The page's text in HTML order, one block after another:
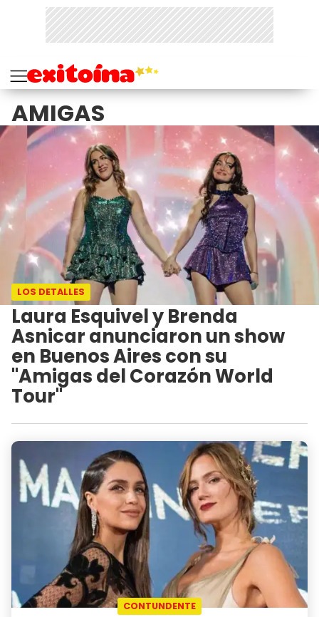
AMIGAS
LOS DETALLES
Laura Esquivel y Brenda
Asnicar anunciaron un show
en Buenos Aires con su
"Amigas del Corazón World
Tour"
CONTUNDENTE